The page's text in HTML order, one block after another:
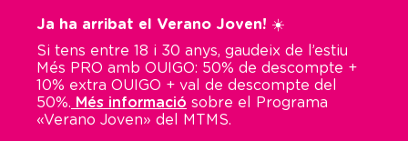
contingut
Ja ha arribat el Verano Joven! ☀️
Si tens entre 18 i 30 anys, gaudeix de l’estiu
Més PRO amb OUIGO: 50% de descompte +
10% extra OUIGO + val de descompte del
50%. Més informació sobre el Programa
«Verano Joven» del MTMS.